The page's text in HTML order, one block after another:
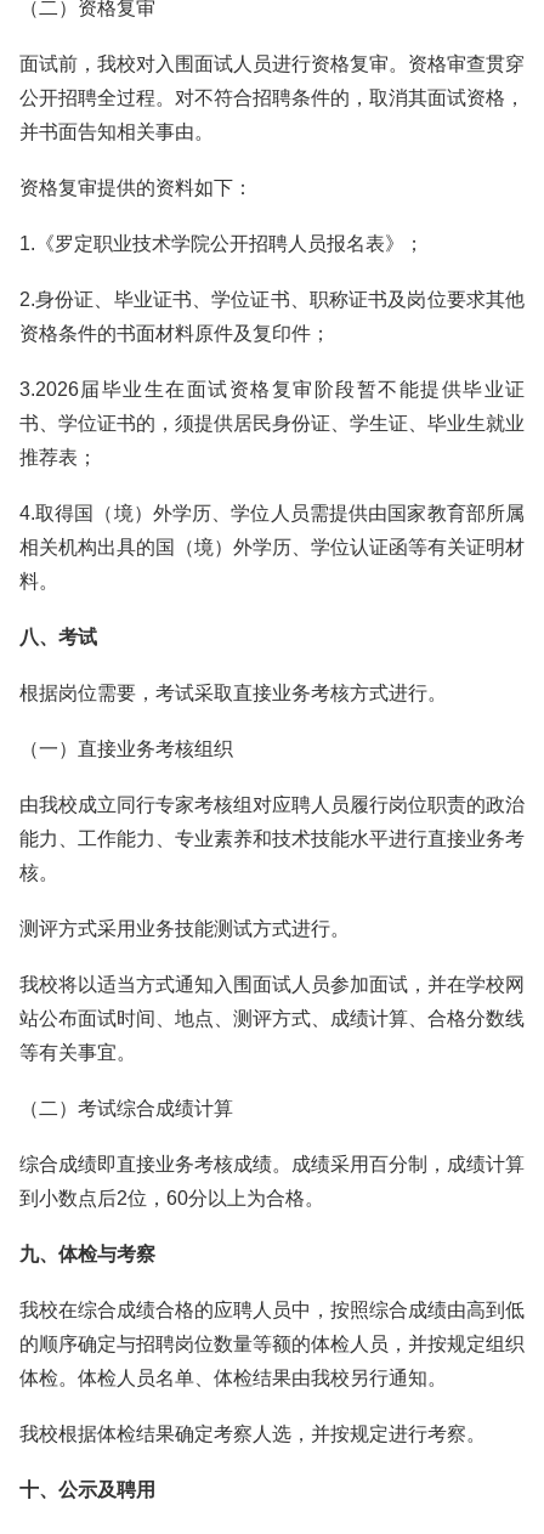
（二）资格复审
面试前，我校对入围面试人员进行资格复审。资格审查贯穿
公开招聘全过程。对不符合招聘条件的，取消其面试资格，
并书面告知相关事由。
资格复审提供的资料如下：
1.《罗定职业技术学院公开招聘人员报名表》；
2.身份证、毕业证书、学位证书、职称证书及岗位要求其他
资格条件的书面材料原件及复印件；
3.2026届毕业生在面试资格复审阶段暂不能提供毕业证
书、学位证书的，须提供居民身份证、学生证、毕业生就业
推荐表；
4.取得国（境）外学历、学位人员需提供由国家教育部所属
相关机构出具的国（境）外学历、学位认证函等有关证明材
料。
八、考试
根据岗位需要，考试采取直接业务考核方式进行。
（一）直接业务考核组织
由我校成立同行专家考核组对应聘人员履行岗位职责的政治
能力、工作能力、专业素养和技术技能水平进行直接业务考
核。
测评方式采用业务技能测试方式进行。
我校将以适当方式通知入围面试人员参加面试，并在学校网
站公布面试时间、地点、测评方式、成绩计算、合格分数线
等有关事宜。
（二）考试综合成绩计算
综合成绩即直接业务考核成绩。成绩采用百分制，成绩计算
到小数点后2位，60分以上为合格。
九、体检与考察
我校在综合成绩合格的应聘人员中，按照综合成绩由高到低
的顺序确定与招聘岗位数量等额的体检人员，并按规定组织
体检。体检人员名单、体检结果由我校另行通知。
我校根据体检结果确定考察人选，并按规定进行考察。
十、公示及聘用